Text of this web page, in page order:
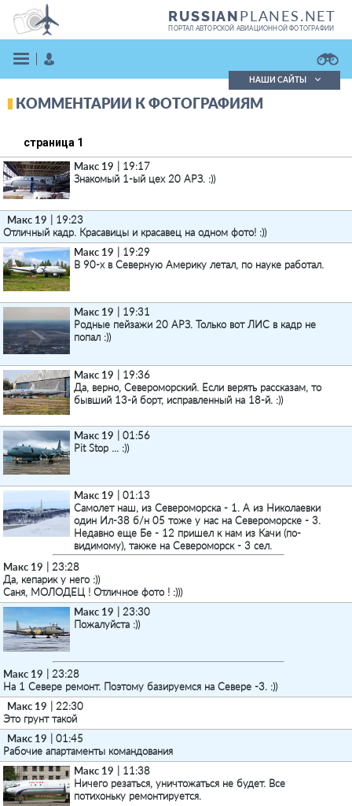
RUSSIANPLANES.NET
ПОРТАЛ АВТОРСКОЙ АВИАЦИОННОЙ ФОТОГРАФИИ
Поиск фотографий
НАШИ САЙТЫ
КОММЕНТАРИИ К ФОТОГРАФИЯМ
страница 1
Макс 19 | 19:17
Знакомый 1-ый цех 20 АРЗ. :))
Макс 19 | 19:23
Отличный кадр. Красавицы и красавец на одном фото! :))
Макс 19 | 19:29
В 90-х в Северную Америку летал, по науке работал.
Макс 19 | 19:31
Родные пейзажи 20 АРЗ. Только вот ЛИС в кадр не
попал :))
Макс 19 | 19:36
Да, верно, Североморский. Если верять рассказам, то
бывший 13-й борт, исправленный на 18-й. :))
Макс 19 | 01:56
Pit Stop ... :))
Макс 19 | 01:13
Самолет наш, из Североморска - 1. А из Николаевки
один Ил-38 б/н 05 тоже у нас на Североморске - 3.
Недавно еще Бе - 12 пришел к нам из Качи (по-
видимому), также на Североморск - 3 сел.
Макс 19 | 23:28
Да, кепарик у него :))
Саня, МОЛОДЕЦ ! Отличное фото ! :)))
Макс 19 | 23:30
Пожалуйста :))
Макс 19 | 23:28
На 1 Севере ремонт. Поэтому базируемся на Севере -3. :))
Макс 19 | 22:30
Это грунт такой
Макс 19 | 01:45
Рабочие апартаменты командования
Макс 19 | 11:38
Ничего резаться, уничтожаться не будет. Все
потихоньку ремонтируется.